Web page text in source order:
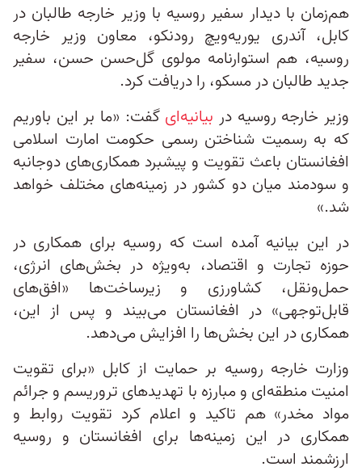
هم‌زمان با دیدار سفیر روسیه با وزیر خارجه طالبان در
کابل، آندری یوریه‌ویچ رودنکو، معاون وزیر خارجه
روسیه، هم استوارنامه‌ مولوی گل‌حسن حسن، سفیر
جدید طالبان در مسکو، را دریافت کرد.
وزیر خارجه روسیه در بیانیه‌ای گفت: «ما بر این باوریم
که به رسمیت شناختن رسمی حکومت امارت اسلامی
افغانستان باعث تقویت و پیشبرد همکاری‌های دوجانبه
و سودمند میان دو کشور در زمینه‌های مختلف خواهد
شد.»
در این بیانیه آمده است که روسیه برای همکاری در
حوزه تجارت و اقتصاد، به‌ویژه در بخش‌های انرژی،
حمل‌ونقل، کشاورزی و زیرساخت‌ها «افق‌های
قابل‌توجهی» در افغانستان می‌بیند و پس از این،
همکاری در این بخش‌ها را افزایش می‌دهد.
وزارت خارجه روسیه بر حمایت از کابل «برای تقویت
امنیت منطقه‌ای و مبارزه با تهدید‌های تروریسم و جرائم
مواد مخدر» هم تاکید و اعلام کرد تقویت روابط و
همکاری در این زمینه‌ها برای افغانستان و روسیه
ارزشمند است.